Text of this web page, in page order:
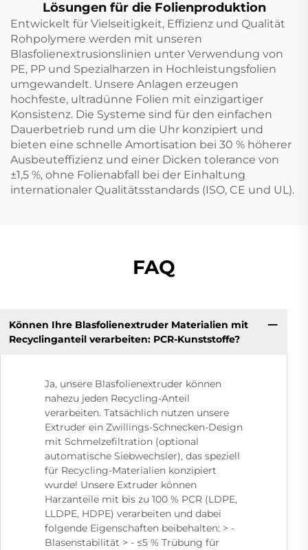
Lösungen für die Folienproduktion
Entwickelt für Vielseitigkeit, Effizienz und Qualität
Rohpolymere werden mit unseren
Blasfolienextrusionslinien unter Verwendung von
PE, PP und Spezialharzen in Hochleistungsfolien
umgewandelt. Unsere Anlagen erzeugen
hochfeste, ultradünne Folien mit einzigartiger
Konsistenz. Die Systeme sind für den einfachen
Dauerbetrieb rund um die Uhr konzipiert und
bieten eine schnelle Amortisation bei 30 % höherer
Ausbeuteffizienz und einer Dicken tolerance von
±1,5 %, ohne Folienabfall bei der Einhaltung
internationaler Qualitätsstandards (ISO, CE und UL).
FAQ
Können Ihre Blasfolienextruder Materialien mit
Recyclinganteil verarbeiten: PCR-Kunststoffe?
Ja, unsere Blasfolienextruder können
nahezu jeden Recycling-Anteil
verarbeiten. Tatsächlich nutzen unsere
Extruder ein Zwillings-Schnecken-Design
mit Schmelzefiltration (optional
automatische Siebwechsler), das speziell
für Recycling-Materialien konzipiert
wurde! Unsere Extruder können
Harzanteile mit bis zu 100 % PCR (LDPE,
LLDPE, HDPE) verarbeiten und dabei
folgende Eigenschaften beibehalten: > -
Blasenstabilität > - ≤5 % Trübung für